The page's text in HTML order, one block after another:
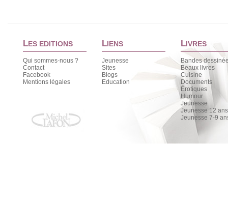
LES EDITIONS
Qui sommes-nous ?
Contact
Facebook
Mentions légales
LIENS
Jeunesse
Sites
Blogs
Education
LIVRES
Bandes
Beaux livres
Cuisine
Documents
Érotiques
Humour
Jeunesse
Jeunesse 12
Jeunesse 7-9